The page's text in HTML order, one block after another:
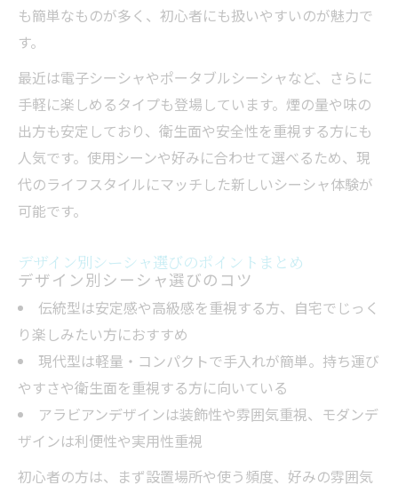
も簡単なものが多く、初心者にも扱いやすいのが魅力で
す。
最近は電子シーシャやポータブルシーシャなど、さらに
手軽に楽しめるタイプも登場しています。煙の量や味の
出方も安定しており、衛生面や安全性を重視する方にも
人気です。使用シーンや好みに合わせて選べるため、現
代のライフスタイルにマッチした新しいシーシャ体験が
可能です。
デザイン別シーシャ選びのポイントまとめ
デザイン別シーシャ選びのコツ
伝統型は安定感や高級感を重視する方、自宅でじっく
り楽しみたい方におすすめ
現代型は軽量・コンパクトで手入れが簡単。持ち運び
やすさや衛生面を重視する方に向いている
アラビアンデザインは装飾性や雰囲気重視、モダンデ
ザインは利便性や実用性重視
初心者の方は、まず設置場所や使う頻度、好みの雰囲気